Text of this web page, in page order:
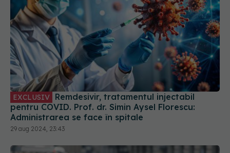
EXCLUSIV
Remdesivir, tratamentul injectabil
pentru COVID. Prof. dr. Simin Aysel Florescu:
Administrarea se face în spitale
29 aug 2024, 23:43